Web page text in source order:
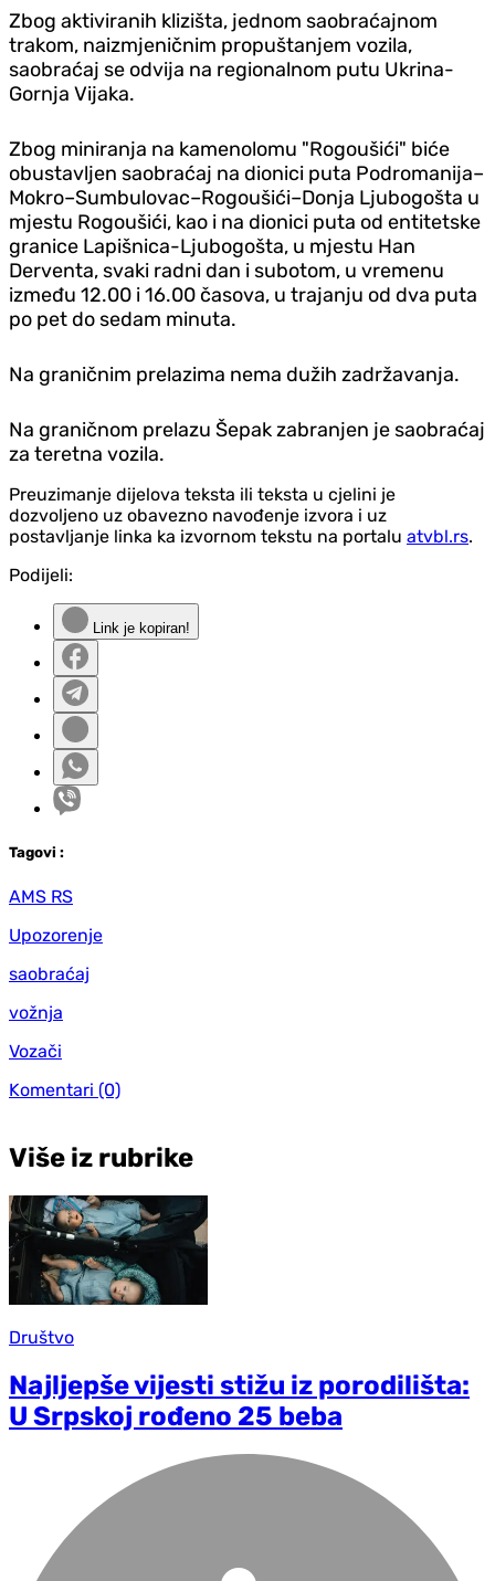
Zbog aktiviranih klizišta, jednom saobraćajnom
trakom, naizmjeničnim propuštanjem vozila,
saobraćaj se odvija na regionalnom putu Ukrina-
Gornja Vijaka.
Zbog miniranja na kamenolomu "Rogoušići" biće
obustavljen saobraćaj na dionici puta Podromanija–
Mokro–Sumbulovac–Rogoušići–Donja Ljubogošta u
mjestu Rogoušići, kao i na dionici puta od entitetske
granice Lapišnica-Ljubogošta, u mjestu Han
Derventa, svaki radni dan i subotom, u vremenu
između 12.00 i 16.00 časova, u trajanju od dva puta
po pet do sedam minuta.
Na graničnim prelazima nema dužih zadržavanja.
Na graničnom prelazu Šepak zabranjen je saobraćaj
za teretna vozila.
Preuzimanje dijelova teksta ili teksta u cjelini je
dozvoljeno uz obavezno navođenje izvora i uz
postavljanje linka ka izvornom tekstu na portalu atvbl.rs.
Podijeli:
Link je kopiran!
Tagovi :
AMS RS
Upozorenje
saobraćaj
vožnja
Vozači
Komentari (0)
Više iz rubrike
Društvo
Najljepše vijesti stižu iz porodilišta:
U Srpskoj rođeno 25 beba